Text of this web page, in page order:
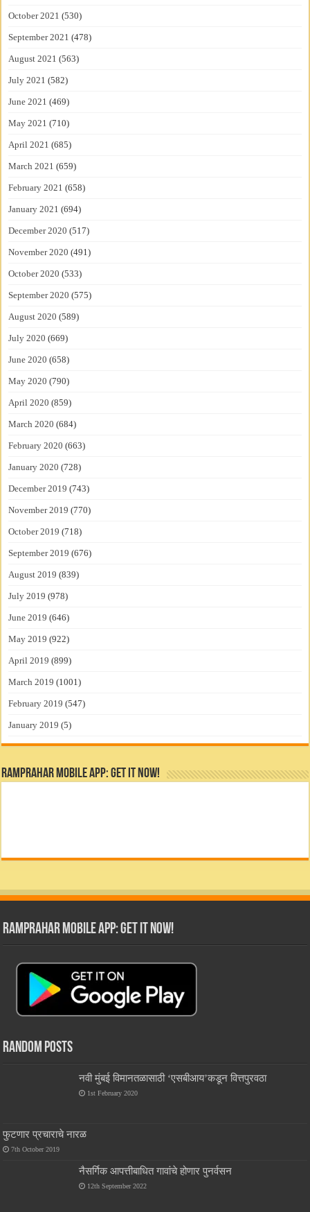
October 2021 (530)
September 2021 (478)
August 2021 (563)
July 2021 (582)
June 2021 (469)
May 2021 (710)
April 2021 (685)
March 2021 (659)
February 2021 (658)
January 2021 (694)
December 2020 (517)
November 2020 (491)
October 2020 (533)
September 2020 (575)
August 2020 (589)
July 2020 (669)
June 2020 (658)
May 2020 (790)
April 2020 (859)
March 2020 (684)
February 2020 (663)
January 2020 (728)
December 2019 (743)
November 2019 (770)
October 2019 (718)
September 2019 (676)
August 2019 (839)
July 2019 (978)
June 2019 (646)
May 2019 (922)
April 2019 (899)
March 2019 (1001)
February 2019 (547)
January 2019 (5)
RamPrahar Mobile App: Get it Now!
RamPrahar Mobile App: Get it Now!
Random Posts
नवी मुंबई विमानतळासाठी ‘एसबीआय’कडून वित्तपुरवठा
1st February 2020
फुटणार प्रचाराचे नारळ
7th October 2019
नैसर्गिक आपत्तीबाधित गावांचे होणार पुनर्वसन
12th September 2022